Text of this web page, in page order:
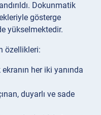
Dokunmatik
gösterge
yükselmektedir.
özellikleri:
her iki yanında
duyarlı ve sade